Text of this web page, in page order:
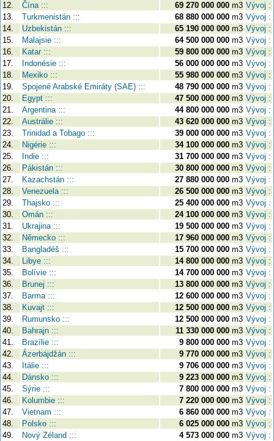
12.
Čína ::: 69 270 000 000 m3 Vývoj :
13.
Turkmenistán ::: 68 880 000 000 m3 Vývoj :
14.
Uzbekistán ::: 65 190 000 000 m3 Vývoj :
15.
Malajsie ::: 64 500 000 000 m3 Vývoj :
16.
Katar ::: 59 800 000 000 m3 Vývoj :
17.
Indonésie ::: 56 000 000 000 m3 Vývoj :
18.
Mexiko ::: 55 980 000 000 m3 Vývoj :
19.
Spojené Arabské Emiráty (SAE) ::: 48 790 000 000 m3 Vývoj :
20.
Egypt ::: 47 500 000 000 m3 Vývoj :
21.
Argentina ::: 44 800 000 000 m3 Vývoj :
22.
Austrálie ::: 43 620 000 000 m3 Vývoj :
23.
Trinidad a Tobago ::: 39 000 000 000 m3 Vývoj :
24.
Nigérie ::: 34 100 000 000 m3 Vývoj :
25.
Indie ::: 31 700 000 000 m3 Vývoj :
26.
Pákistán ::: 30 800 000 000 m3 Vývoj :
27.
Kazachstán ::: 27 880 000 000 m3 Vývoj :
28.
Venezuela ::: 26 500 000 000 m3 Vývoj :
29.
Thajsko ::: 25 400 000 000 m3 Vývoj :
30.
Omán ::: 24 100 000 000 m3 Vývoj :
31.
Ukrajina ::: 19 500 000 000 m3 Vývoj :
32.
Německo ::: 17 960 000 000 m3 Vývoj :
33.
Bangladéš ::: 15 700 000 000 m3 Vývoj :
34.
Libye ::: 14 800 000 000 m3 Vývoj :
35.
Bolívie ::: 14 700 000 000 m3 Vývoj :
36.
Brunej ::: 13 800 000 000 m3 Vývoj :
37.
Barma ::: 12 600 000 000 m3 Vývoj :
38.
Kuvajt ::: 12 500 000 000 m3 Vývoj :
39.
Rumunsko ::: 12 500 000 000 m3 Vývoj :
40.
Bahrajn ::: 11 330 000 000 m3 Vývoj :
41.
Brazílie ::: 9 800 000 000 m3 Vývoj :
42.
Ázerbájdžán ::: 9 770 000 000 m3 Vývoj :
43.
Itálie ::: 9 706 000 000 m3 Vývoj :
44.
Dánsko ::: 9 223 000 000 m3 Vývoj :
45.
Sýrie ::: 7 800 000 000 m3 Vývoj :
46.
Kolumbie ::: 7 220 000 000 m3 Vývoj :
47.
Vietnam ::: 6 860 000 000 m3 Vývoj :
48.
Polsko ::: 6 025 000 000 m3 Vývoj :
49.
Nový Zéland ::: 4 573 000 000 m3 Vývoj :